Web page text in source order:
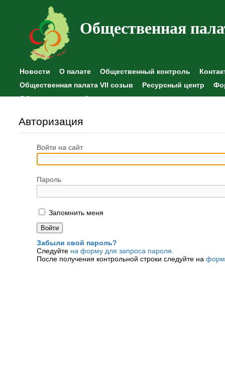
Общественная
Новости О палате Общественный контроль
Общественная палата VII созыв
Ресурсный центр
Общественные наблюдения
Авторизация
Войти на сайт
Пароль
Запомнить меня
Забыли свой пароль?
Следуйте на форму для запроса пароля.
После получения контрольной строки следуйте на